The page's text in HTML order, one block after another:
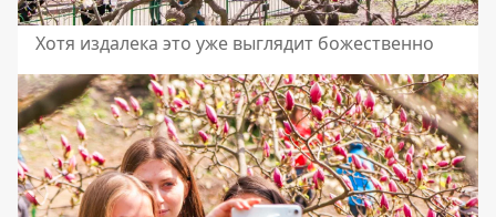
Хотя издалека это уже выглядит божественно